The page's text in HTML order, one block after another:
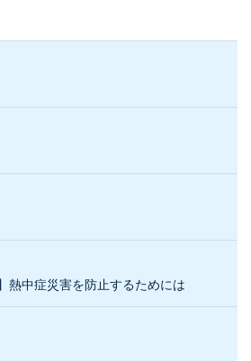
熱中症災害を防止するためには